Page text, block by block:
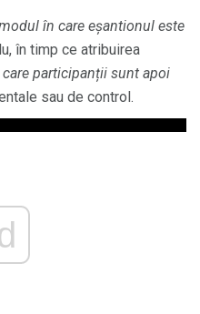
în care eșantionul este
în timp ce atribuirea
participanții sunt apoi
sau de control.